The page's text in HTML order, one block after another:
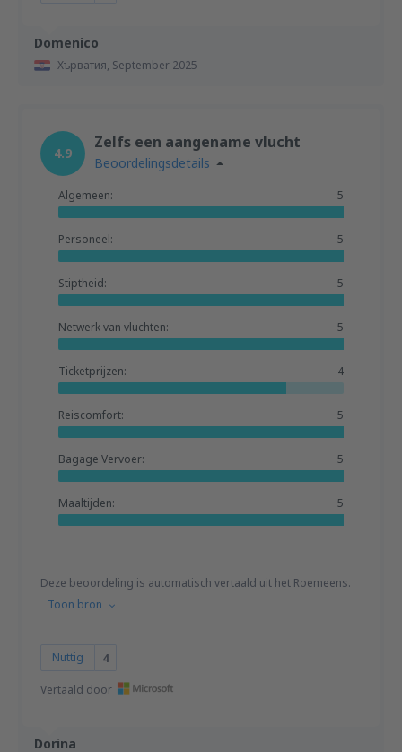
Domenico
Хърватия, September 2025
Dorina
4.9
Zelfs een aangename vlucht
Beoordelingsdetails
Algemeen: 5
Personeel: 5
Stiptheid: 5
Netwerk van vluchten: 5
Ticketprijzen: 4
Reiscomfort: 5
Bagage Vervoer: 5
Maaltijden: 5
Deze beoordeling is automatisch vertaald uit het Roemeens.
Toon bron
Nuttig 4
Vertaald door